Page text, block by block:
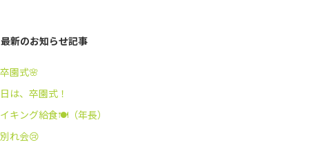
最新のお知らせ記事
園式🌸
は、卒園式！
キング給食🍽️（年長）
れ会😢